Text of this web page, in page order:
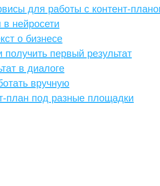
для работы с контент-
в нейросети
о бизнесе
первый результат
в диалоге
вручную
план под разные площадки